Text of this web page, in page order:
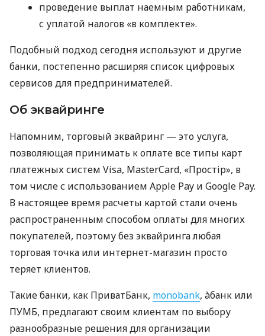
проведение выплат наемным работникам,
с уплатой налогов «в комплекте».
Подобный подход сегодня используют и другие
банки, постепенно расширяя список цифровых
сервисов для предпринимателей.
Об эквайринге
Напомним, торговый эквайринг — это услуга,
позволяющая принимать к оплате все типы карт
платежных систем Visa, MasterCard, «Простір», в
том числе с использованием Apple Pay и Google Pay.
В настоящее время расчеты картой стали очень
распространенным способом оплаты для многих
покупателей, поэтому без эквайринга любая
торговая точка или интернет-магазин просто
теряет клиентов.
Такие банки, как ПриватБанк, monobank, àбанк или
ПУМБ, предлагают своим клиентам по выбору
разнообразные решения для организации